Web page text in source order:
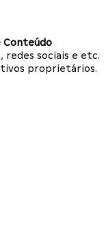
Conteúdo
redes sociais e etc.
proprietários.